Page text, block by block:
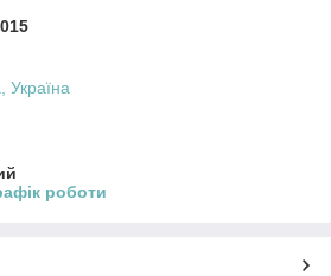
Україна
роботи